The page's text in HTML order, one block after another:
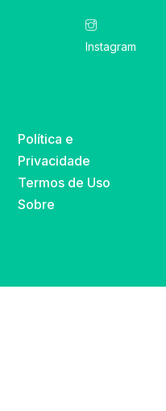
Instagram
Política e
Privacidade
Termos de Uso
Sobre